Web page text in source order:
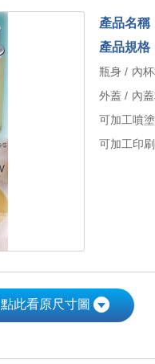
產品名稱
產品規格
瓶身 / 內
外蓋 / 內
可加工噴
可加工印
點此看原尺寸圖